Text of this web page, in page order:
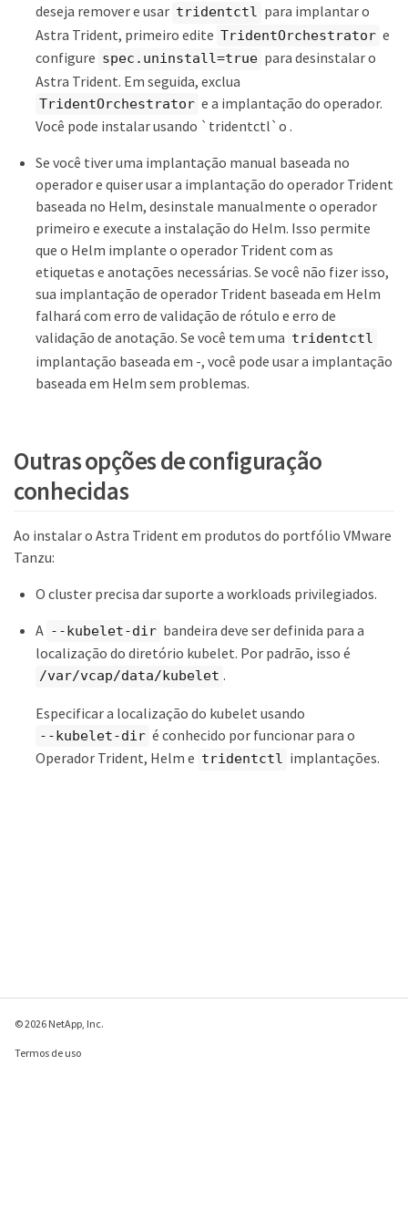
deseja remover e usar tridentctl para implantar o
Astra Trident, primeiro edite TridentOrchestrator e
configure spec.uninstall=true para desinstalar o
Astra Trident. Em seguida, exclua
TridentOrchestrator e a implantação do operador.
Você pode instalar usando `tridentctl`o .
Se você tiver uma implantação manual baseada no
operador e quiser usar a implantação do operador Trident
baseada no Helm, desinstale manualmente o operador
primeiro e execute a instalação do Helm. Isso permite
que o Helm implante o operador Trident com as
etiquetas e anotações necessárias. Se você não fizer isso,
sua implantação de operador Trident baseada em Helm
falhará com erro de validação de rótulo e erro de
validação de anotação. Se você tem uma tridentctl
implantação baseada em -, você pode usar a implantação
baseada em Helm sem problemas.
Outras opções de configuração
conhecidas
Ao instalar o Astra Trident em produtos do portfólio VMware
Tanzu:
O cluster precisa dar suporte a workloads privilegiados.
A --kubelet-dir bandeira deve ser definida para a
localização do diretório kubelet. Por padrão, isso é
/var/vcap/data/kubelet .
Especificar a localização do kubelet usando
--kubelet-dir é conhecido por funcionar para o
Operador Trident, Helm e tridentctl implantações.
© 2026 NetApp, Inc.
Termos de uso